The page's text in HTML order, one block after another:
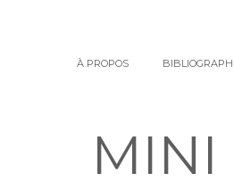
À PROPOS
MINI